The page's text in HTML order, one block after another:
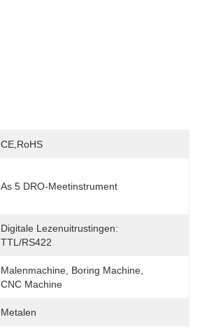
CE,RoHS
As 5 DRO-Meetinstrument
Digitale Lezenuitrustingen:
TTL/RS422
Malenmachine, Boring Machine,
CNC Machine
Metalen